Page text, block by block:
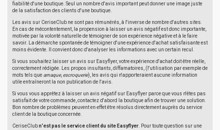
fiabilité d'une boutique. Seul un nombre d'avis important peut donner une image juste
de la satisfaction des clients d'une boutique.
Les avis sur CeriseClub ne sont pas rémunérés, à l'inverse de nombre d'autres sites.
En cas de mécontentement, la propension à laisser un avis négatif est donc importante,
motivée par la volonté naturelle de témoigner de son expérience négative et à le faire
savoir. La démarche spontanée de témoigner d'une expérience d'achat satisfaisante est
moins évidente. Il convient donc d'analyser les informations avec un certain recul.
Si vous souhaitez laisser un avis sur Easyflyer, votre expérience d'achat doit être réelle,
correctement rédigée. Les propos insultants, diffamatoires, (l'utilisation par exemple de
mots tels que arnaque, escroquerie), les avis qui n'apporteraient aucune information
utile entraîneront la non publication de l'avis.
Si vous vous apprêtez à laisser un avis négatif sur Easyflyer parce que vous n'êtes pas
satisfait de votre commande, contactez d'abord la boutique afin de trouver une solution.
Bon nombre de problèmes peuvent en effet être résolus directement auprès du service
client de la boutique concernée.
CeriseClubn'est pas le service client du site Easyflyer . Pour toute question sur une